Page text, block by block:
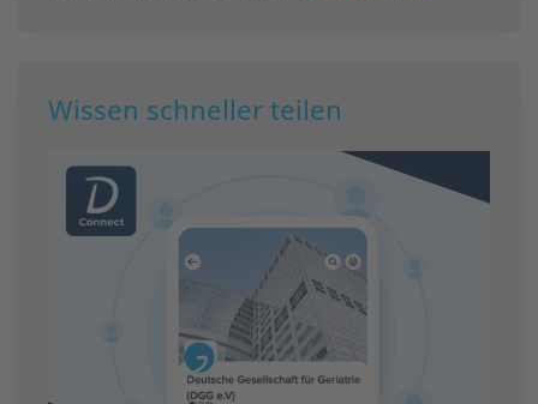
Wissen schneller teilen